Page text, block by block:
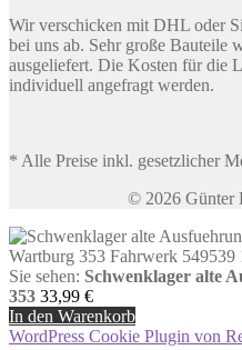
Wir verschicken mit DHL oder
bei uns ab. Sehr große Bauteile
ausgeliefert. Die Kosten für die
individuell angefragt werden.
* Alle Preise inkl. gesetzlicher
© 2026 Günter
Sie sehen: Schwenklager alte
353 33,99 €
In den Warenkorb
WordPress Cookie Plugin von